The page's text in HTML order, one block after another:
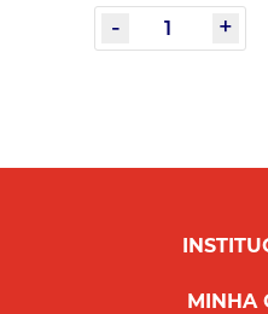
MINHA